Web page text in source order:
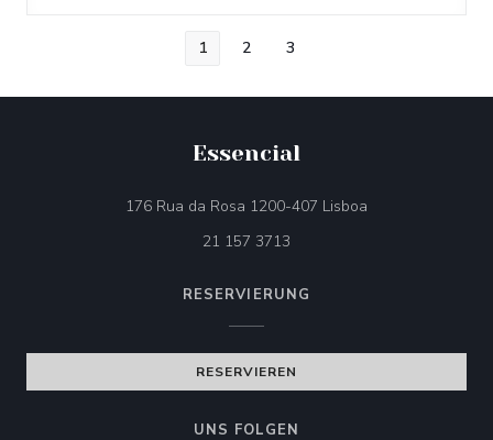
1 2 3
Essencial
176 Rua da Rosa 1200-407 Lisboa
21 157 3713
RESERVIERUNG
RESERVIEREN
UNS FOLGEN